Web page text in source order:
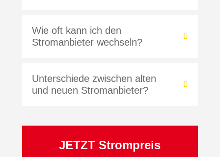
Wie oft kann ich den
Stromanbieter wechseln?
Unterschiede zwischen alten
und neuen Stromanbieter?
JETZT Strompreis